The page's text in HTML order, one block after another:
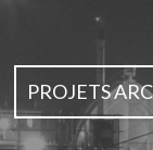
PROJETS